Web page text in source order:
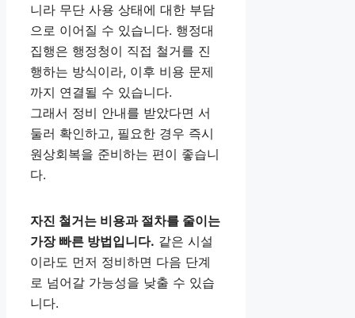
니라 무단 사용 상태에 대한 부담
으로 이어질 수 있습니다. 행정대
집행은 행정청이 직접 철거를 진
행하는 방식이라, 이후 비용 문제
까지 연결될 수 있습니다.
그래서 정비 안내를 받았다면 서
둘러 확인하고, 필요한 경우 즉시
원상회복을 준비하는 편이 좋습니
다.
자진 철거는 비용과 절차를 줄이는
가장 빠른 방법입니다. 같은 시설
이라도 먼저 정비하면 다음 단계
로 넘어갈 가능성을 낮출 수 있습
니다.